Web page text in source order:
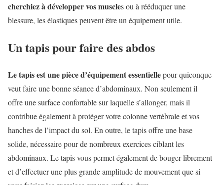
cherchiez à développer vos muscles ou à rééduquer une
blessure, les élastiques peuvent être un équipement utile.
Un tapis pour faire des abdos
Le tapis est une pièce d’équipement essentiellepour quiconque
veut faire une bonne séance d’abdominaux. Non seulement il
offre une surface confortable sur laquelle s’allonger, mais il
contribue également à protéger votre colonne vertébrale et vos
hanches de l’impact du sol. En outre, le tapis offre une base
solide, nécessaire pour de nombreux exercices ciblant les
abdominaux. Le tapis vous permet également de bouger librement
et d’effectuer une plus grande amplitude de mouvement que si